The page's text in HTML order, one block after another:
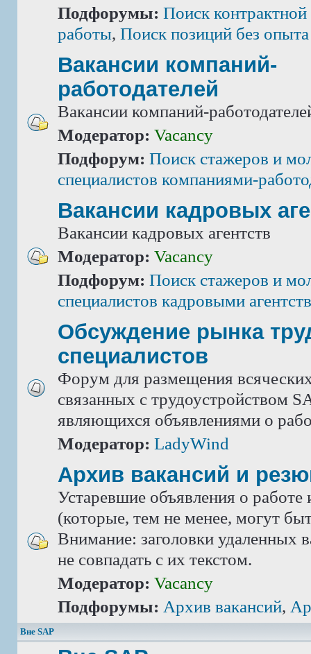
Подфорумы: Поиск
работы, Поиск позиций без
Вакансии компаний-
работодателей
Вакансии компаний-
Модератор: Vacancy
Подфорум: Поиск стажеров и
специалистов компаниями-
Вакансии кадровых
Вакансии кадровых агентств
Модератор: Vacancy
Подфорум: Поиск стажеров и
специалистов кадровыми
Обсуждение рынка
специалистов
Форум для размещения
связанных с трудоустройством
являющихся объявлениями о
Модератор: LadyWind
Архив вакансий и
Устаревшие объявления о работе
(которые, тем не менее, могут
Внимание: заголовки удаленных
не совпадать с их текстом.
Модератор: Vacancy
Подфорумы: Архив вакансий,
Вне SAP